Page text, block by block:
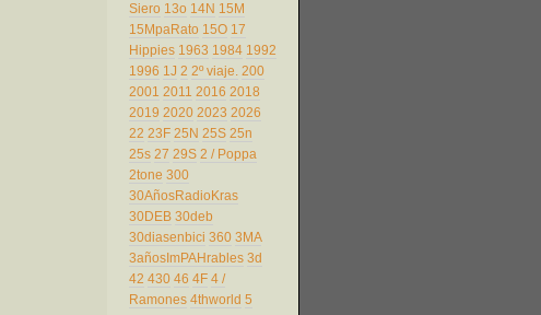
Siero 13o 14N 15M
15MpaRato 15O 17
Hippies 1963 1984 1992
1996 1J 2 2º viaje. 200
2001 2011 2016 2018
2019 2020 2023 2026
22 23F 25N 25S 25n
25s 27 29S 2 / Poppa
2tone 300
30AñosRadioKras
30DEB 30deb
30diasenbici 360 3MA
3añosImPAHrables 3d
42 430 46 4F 4 /
Ramones 4thworld 5